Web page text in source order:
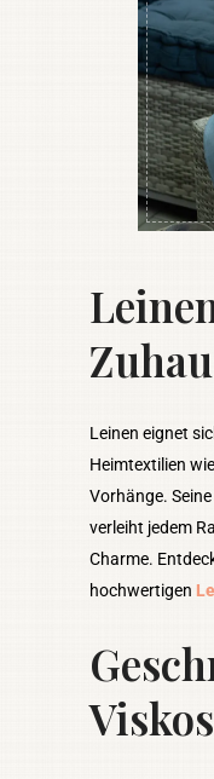
Leinen eignet
Heimtextilien
Vorhänge.
verleiht jedem
Charme.
hochwertigen